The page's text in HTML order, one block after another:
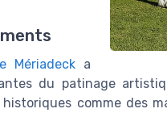
Mériadeck a
du patinage
comme des